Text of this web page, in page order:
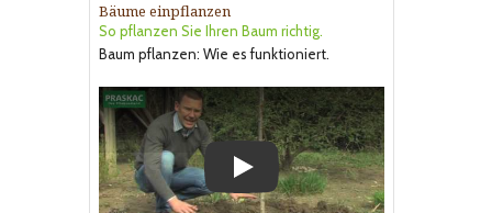
Bäume einpflanzen
So pflanzen Sie Ihren Baum richtig.
Baum pflanzen: Wie es funktioniert.
Play